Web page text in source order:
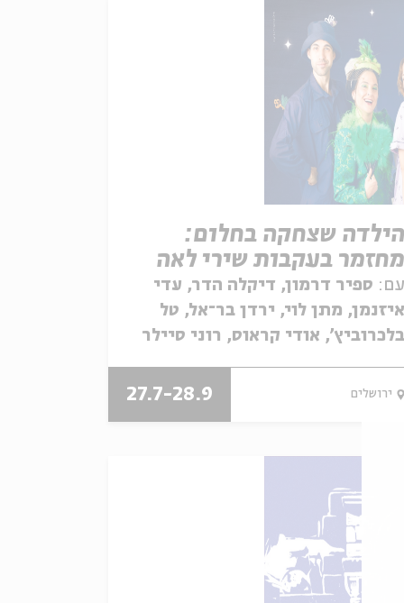
הילדה שצחקה בחלום:
מחזמר בעקבות שירי לאה
גולדברג לילדים
עם: ספיר דרמון, דיקלה הדר, עדי
איזנמן, מתן לוי, ירדן בר־אל, טל
בלכרוביץ', אודי קראוס, רוני סיילר
ירושלים 27.7-28.9